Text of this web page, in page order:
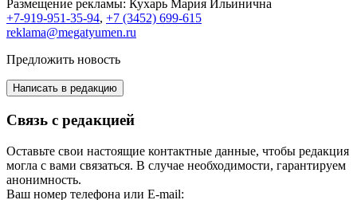
Размещение рекламы: Кухарь Мария Ильинична
+7-919-951-35-94, +7 (3452) 699-615
reklama@megatyumen.ru
Предложить новость
Написать в редакцию
Связь с редакцией
Оставьте свои настоящие контактные данные, чтобы редакция
могла с вами связаться. В случае необходимости, гарантируем
анонимность.
Ваш номер телефона или E-mail: